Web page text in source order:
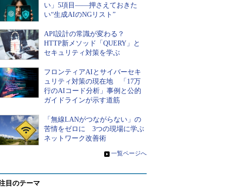
い」5項目――押さえておきた
い“生成AIのNGリスト”
API設計の常識が変わる？
HTTP新メソッド「QUERY」と
セキュリティ対策を学ぶ
フロンティアAIとサイバーセキ
ュリティ対策の現在地 「17万
行のAIコード分析」事例と公的
ガイドラインが示す道筋
「無線LANがつながらない」の
苦情をゼロに 3つの現場に学ぶ
ネットワーク改善術
» 一覧ページへ
目のテーマ